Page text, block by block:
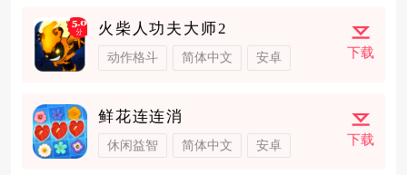
火柴人功夫大师2
动作格斗 简体中文 安卓 下载
鲜花连连消
休闲益智 简体中文 安卓 下载